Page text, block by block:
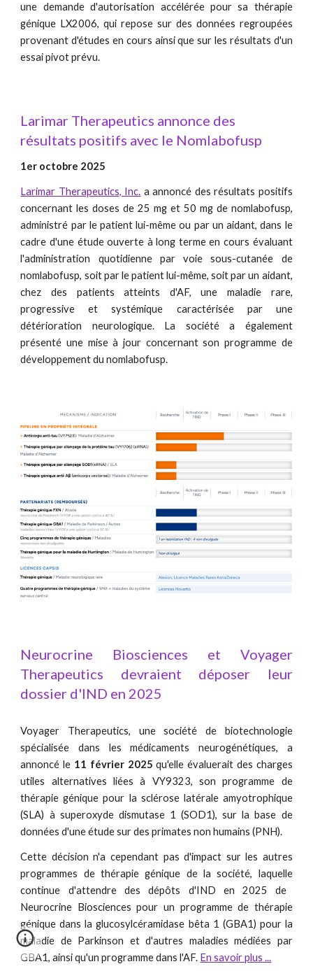
une demande d'autorisation accélérée pour sa thérapie
génique LX2006, qui repose sur des données regroupées
provenant d'études en cours ainsi que sur les résultats d'un
essai pivot prévu.
Larimar Therapeutics annonce des
résultats positifs avec le Nomlabofusp
1er octobre 2025
Larimar Therapeutics, Inc. a annoncé des résultats positifs
concernant les doses de 25 mg et 50 mg de nomlabofusp,
administré par le patient lui-même ou par un aidant, dans le
cadre d'une étude ouverte à long terme en cours évaluant
l'administration quotidienne par voie sous-cutanée de
nomlabofusp, soit par le patient lui-même, soit par un aidant,
chez des patients atteints d'AF, une maladie rare,
progressive et systémique caractérisée par une
détérioration neurologique. La société a également
présenté une mise à jour concernant son programme de
développement du nomlabofusp.
Neurocrine Biosciences et Voyager
Therapeutics devraient déposer leur
dossier d'IND en 2025
Voyager Therapeutics, une société de biotechnologie
spécialisée dans les médicaments neurogénétiques, a
annoncé le 11 février 2025 qu'elle évaluerait des charges
utiles alternatives liées à VY9323, son programme de
thérapie génique pour la sclérose latérale amyotrophique
(SLA) à superoxyde dismutase 1 (SOD1), sur la base de
données d'une étude sur des primates non humains (PNH).
Cette décision n'a cependant pas d'impact sur les autres
programmes de thérapie génique de la société, laquelle
continue d'attendre des dépôts d'IND en 2025 de
Neurocrine Biosciences pour un programme de thérapie
génique dans la glucosylcéramidase bêta 1 (GBA1) pour la
maladie de Parkinson et d'autres maladies médiées par
GBA1, ainsi qu'un programme dans l'AF. En savoir plus ...